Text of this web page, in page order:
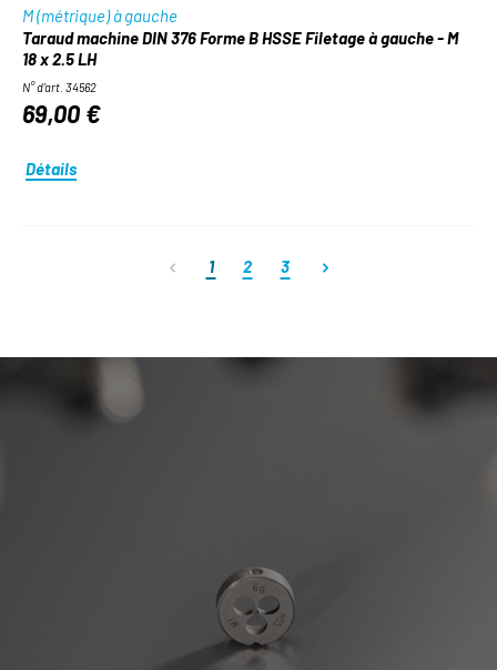
M (métrique) à gauche
Taraud machine DIN 376 Forme B HSSE Filetage à gauche - M
18 x 2.5 LH
N° d'art. 34562
69,00 €
Détails
Page
1 Page
2 Page
3